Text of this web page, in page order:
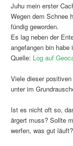
Juhu mein erster
Wegen dem Schnee
fündig geworden.
Es lag neben der
angefangen bin
Quelle: Log auf
Viele dieser
unter im
Ist es nicht oft so,
ärgert muss? Sollte
werfen, was gut läuft?